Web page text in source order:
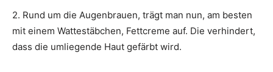
2. Rund um die Augenbrauen, trägt man nun, am besten
mit einem Wattestäbchen, Fettcreme auf. Die verhindert,
dass die umliegende Haut gefärbt wird.